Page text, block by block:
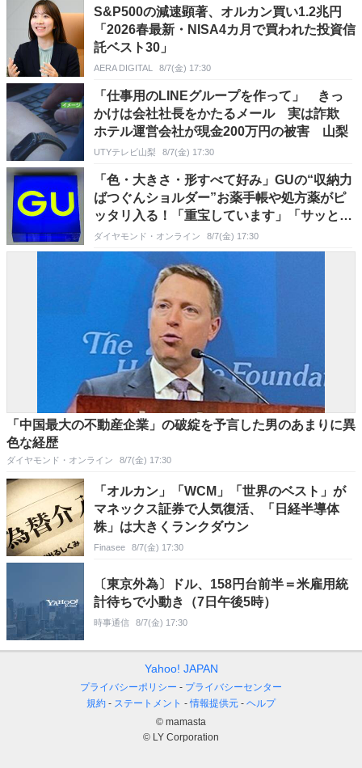
S&P500の減速顕著、オルカン買い1.2兆円
「2026春最新・NISA4カ月で買われた投資信
託ベスト30」
AERA DIGITAL 8/7(金) 17:30
「仕事用のLINEグループを作って」 きっ
かけは会社社長をかたるメール 実は詐欺
ホテル運営会社が現金200万円の被害 山梨
UTYテレビ山梨 8/7(金) 17:30
「色・大きさ・形すべて好み」GUの“収納力
ばつぐんショルダー”お薬手帳や処方薬がピ
ッタリ入る！「重宝しています」「サッと出
かけるのに最適」《購入レビュー》
ダイヤモンド・オンライン 8/7(金) 17:30
「中国最大の不動産企業」の破綻を予言した男のあまりに異
色な経歴
ダイヤモンド・オンライン 8/7(金) 17:30
「オルカン」「WCM」「世界のベスト」が
マネックス証券で人気復活、「日経半導体
株」は大きくランクダウン
Finasee 8/7(金) 17:30
〔東京外為〕ドル、158円台前半＝米雇用統
計待ちで小動き（7日午後5時）
時事通信 8/7(金) 17:30
Yahoo! JAPAN
プライバシーポリシー
プライバシーセンター
規約
ステートメント 情報提供元
ヘルプ
© mamasta
© LY Corporation